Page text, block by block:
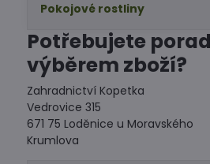
Pokojové rostliny
Potřebujete
výběrem zboží?
Zahradnictví Kopetka
Vedrovice 315
671 75 Loděnice u Moravského
Krumlova